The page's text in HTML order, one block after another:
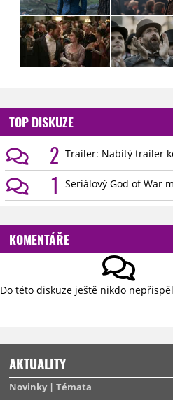
TOP DISKUZE
2 Trailer: Nabitý trailer
1 Seriálový God of War
KOMENTÁŘE
Do této diskuze ještě nikdo
AKTUALITY
Novinky Témata